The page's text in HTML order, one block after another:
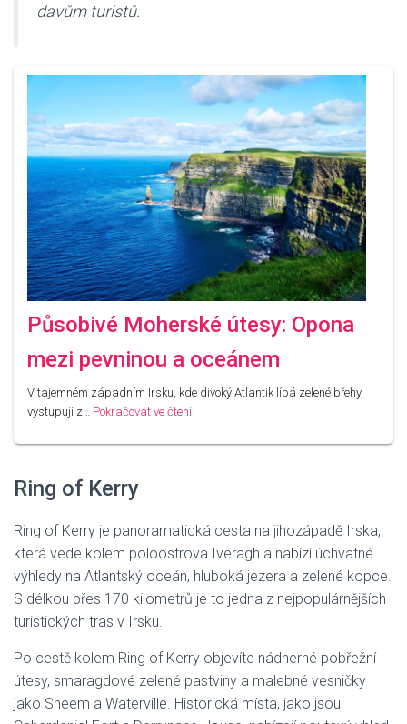
davům turistů.
Působivé Moherské útesy: Opona
mezi pevninou a oceánem
V tajemném západním Irsku, kde divoký Atlantik líbá zelené břehy,
vystupují z… Pokračovat ve čtení
Ring of Kerry
Ring of Kerry je panoramatická cesta na jihozápadě Irska,
která vede kolem poloostrova Iveragh a nabízí úchvatné
výhledy na Atlantský oceán, hluboká jezera a zelené kopce.
S délkou přes 170 kilometrů je to jedna z nejpopulárnějších
turistických tras v Irsku.
Po cestě kolem Ring of Kerry objevíte nádherné pobřežní
útesy, smaragdové zelené pastviny a malebné vesničky
jako Sneem a Waterville. Historická místa, jako jsou